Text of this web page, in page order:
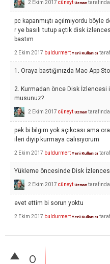
2 Ekim 2017 cüneyt Uzman
pc kapanmıştı açılmıyordu böyle
r ye basılı tutup açtık disk
bastım
2 Ekim 2017 buldurmert Yeni Kullanıcı
1. Oraya bastığınızda Mac App
2. Kurmadan önce Disk
musunuz?
2 Ekim 2017 cüneyt Uzman
pek bi bilgim yok açıkcası ama
ileri diyip kurmaya calısıyorum
2 Ekim 2017 buldurmert Yeni Kullanıcı
Yükleme öncesinde Disk
2 Ekim 2017 cüneyt Uzman
evet ettim bi sorun yoktu
2 Ekim 2017 buldurmert Yeni Kullanıcı
0